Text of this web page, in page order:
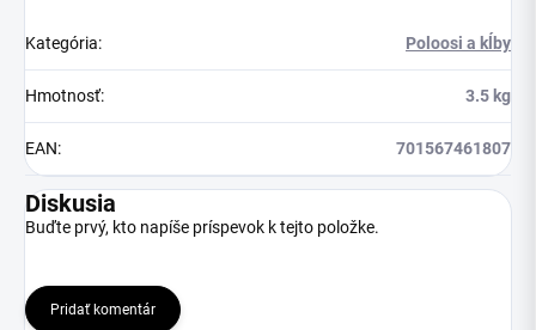
Kategória: Poloosi a kĺby
Hmotnosť: 3.5 kg
EAN: 701567461807
Diskusia
Buďte prvý, kto napíše príspevok k tejto položke.
Pridať komentár